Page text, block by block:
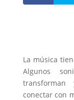
La música
Algunos
conectar con